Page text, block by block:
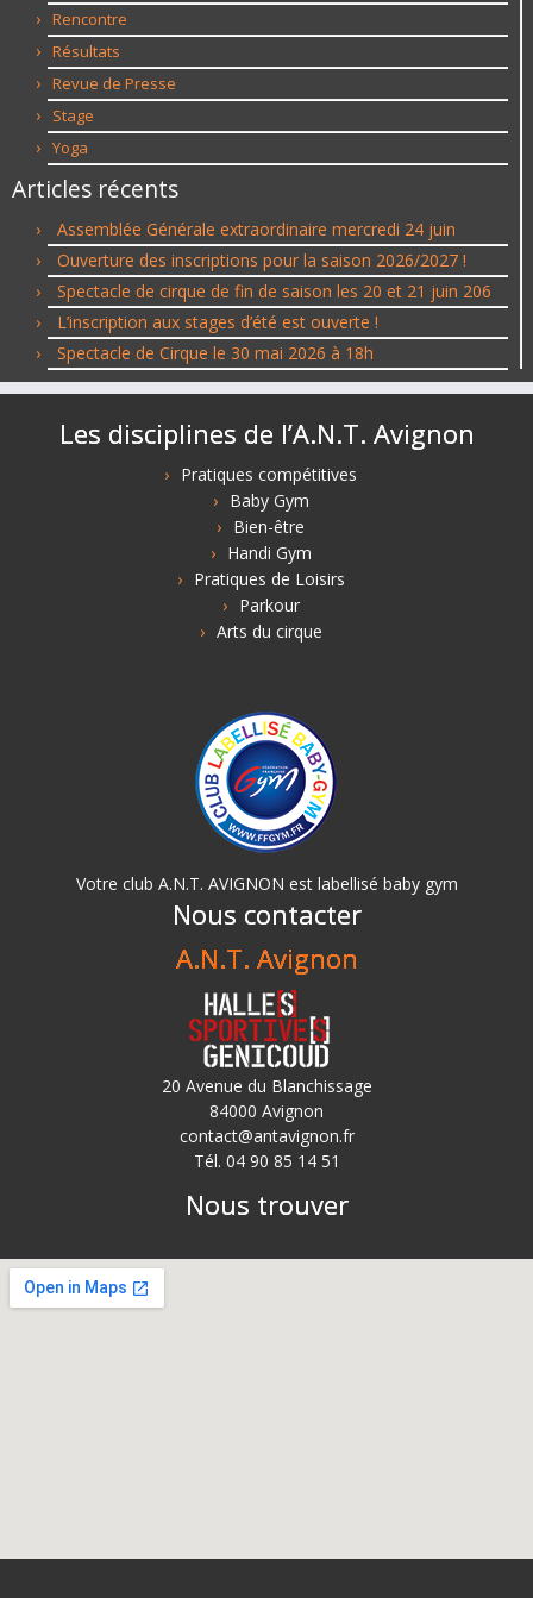
Rencontre
Résultats
Revue de Presse
Stage
Yoga
Articles récents
Assemblée Générale extraordinaire mercredi 24 juin
Ouverture des inscriptions pour la saison 2026/2027 !
Spectacle de cirque de fin de saison les 20 et 21 juin 206
L’inscription aux stages d’été est ouverte !
Spectacle de Cirque le 30 mai 2026 à 18h
Les disciplines de l’A.N.T. Avignon
Pratiques compétitives
Baby Gym
Bien-être
Handi Gym
Pratiques de Loisirs
Parkour
Arts du cirque
Votre club A.N.T. AVIGNON est labellisé baby gym
Nous contacter
A.N.T. Avignon
20 Avenue du Blanchissage
84000 Avignon
contact@antavignon.fr
Tél. 04 90 85 14 51
Nous trouver